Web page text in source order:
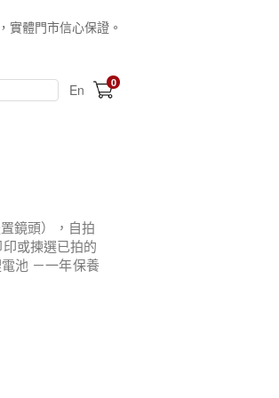
體門市信心保證。
En 0
鏡頭），自拍
或揀選已拍的
池 －一年保養